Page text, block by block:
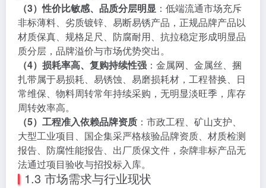
（3）性价比敏感、品质分层明显 ：低端流通市场充斥
非标薄料、劣质镀锌、易断易锈产品，正规品牌产品以
材质保真、规格足尺、防腐耐用、抗拉稳定形成明显品
质分层，品牌溢价与市场优势突出。
（4）损耗率高、复购持续性强 ：金属网、金属丝、捆
扎带属于易损耗、易锈蚀、易磨损耗材，工程替换、日
常维保、物料周转常年持续采购，无明显淡旺季，库存
周转效率高。
（5）工程准入依赖品牌资质 ：市政工程、矿山支护、
大型工业项目、国企集采严格核验品牌资质、材质检测
报告、防腐性能报告、出厂质保文件，杂牌非标产品无
法通过项目验收与招投标入库。
1.3 市场需求与行业现状